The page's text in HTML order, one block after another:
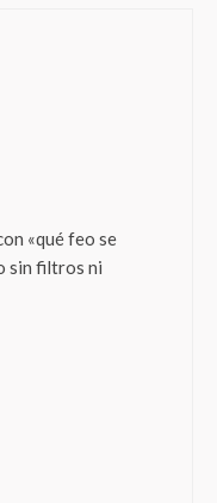
«qué feo se
sin filtros ni